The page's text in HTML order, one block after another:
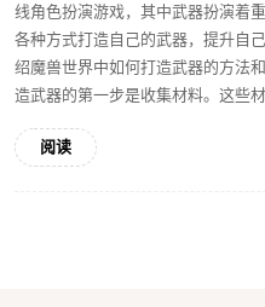
线角色扮演游戏，其中武器扮演着
各种方式打造自己的武器，提升自
绍魔兽世界中如何打造武器的方法
造武器的第一步是收集材料。这些
阅读